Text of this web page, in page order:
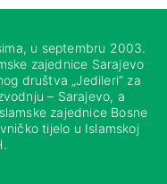
u septembru 2003.
zajednice Sarajevo
društva „Jedileri“ za
– Sarajevo, a
zajednice Bosne
tijelo u Islamskoj